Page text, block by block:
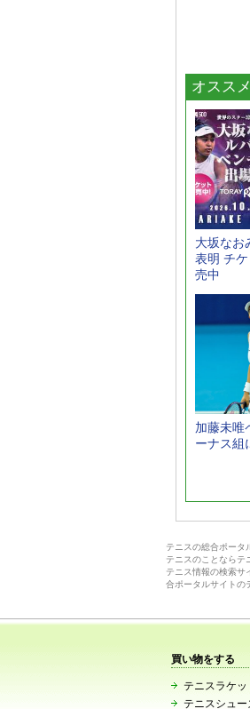
オスス
大坂なお
表明 チ
売中
加藤未唯
ーナス組
テニスの総合ポータ
テニスのことならテ
テニス情報の検索サ
合ポータルサイトの
買い物をする
テニスラケッ
テニスシュー